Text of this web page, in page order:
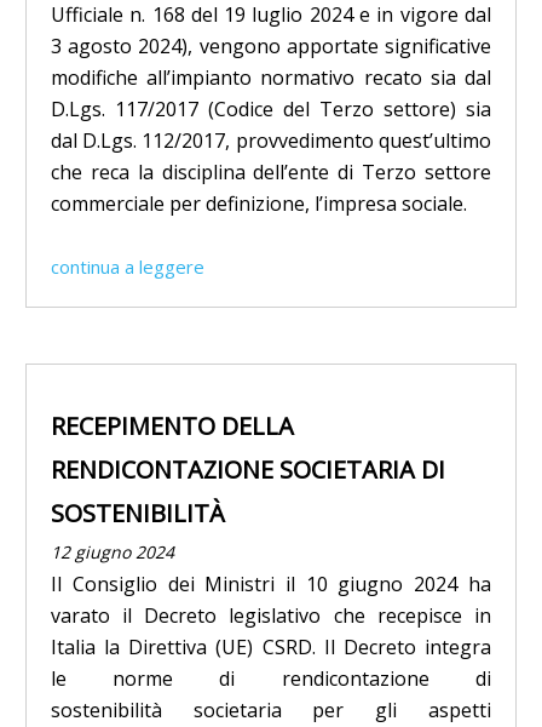
Ufficiale n. 168 del 19 luglio 2024 e in vigore dal
3 agosto 2024), vengono apportate significative
modifiche all’impianto normativo recato sia dal
D.Lgs. 117/2017 (Codice del Terzo settore) sia
dal D.Lgs. 112/2017, provvedimento quest’ultimo
che reca la disciplina dell’ente di Terzo settore
commerciale per definizione, l’impresa sociale.
continua a leggere
RECEPIMENTO DELLA
RENDICONTAZIONE SOCIETARIA DI
SOSTENIBILITÀ
12 giugno 2024
Il Consiglio dei Ministri il 10 giugno 2024 ha
varato il Decreto legislativo che recepisce in
Italia la Direttiva (UE) CSRD. Il Decreto integra
le norme di rendicontazione di
sostenibilità societaria per gli aspetti